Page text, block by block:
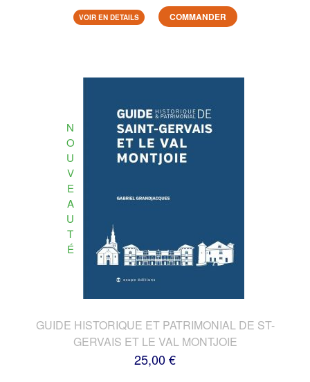
VOIR EN DETAILS COMMANDER
N
O
U
V
E
A
U
T
É
GUIDE HISTORIQUE ET PATRIMONIAL DE ST-
GERVAIS ET LE VAL MONTJOIE
25,00 €